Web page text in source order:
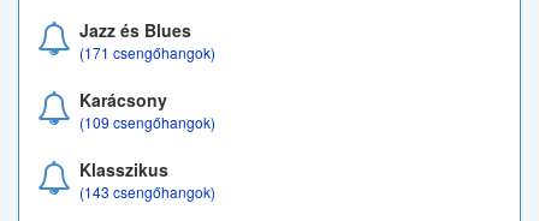
Jazz és Blues
(171 csengőhangok)
Karácsony
(109 csengőhangok)
Klasszikus
(143 csengőhangok)